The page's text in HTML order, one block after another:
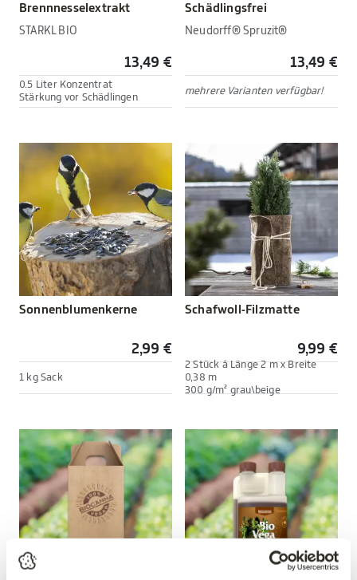
Brennnesselextrakt
STARKL BIO
13,49 €
0.5 Liter Konzentrat
Stärkung vor Schädlingen
Schädlingsfrei
Neudorff® Spruzit®
13,49 €
mehrere Varianten verfügbar!
Sonnenblumenkerne
2,99 €
1 kg Sack
Schafwoll-Filzmatte
9,99 €
2 Stück á Länge 2 m x Breite
0,38 m
300 g/m² grau\beige